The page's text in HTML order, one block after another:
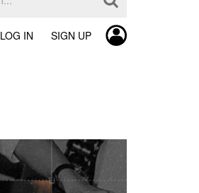
LOG IN SIGN UP